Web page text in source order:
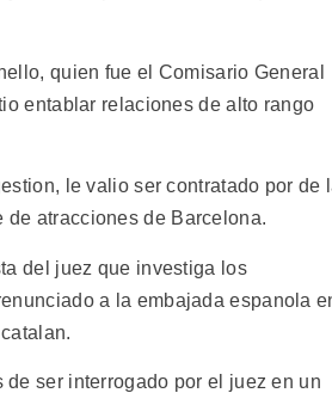
quien fue el Comisario General
entablar relaciones de alto rango
le valio ser contratado por de
de atracciones de Barcelona.
del juez que investiga los
a la embajada espanola
ser interrogado por el juez en un